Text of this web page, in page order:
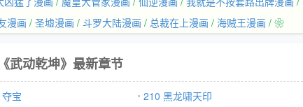
漫画 / 圣墟漫画 / 斗罗大陆漫画 / 总裁在上漫画 / 海贼王漫画 / ❀
《武动乾坤》最新章节
宝
210 黑龙啸天印